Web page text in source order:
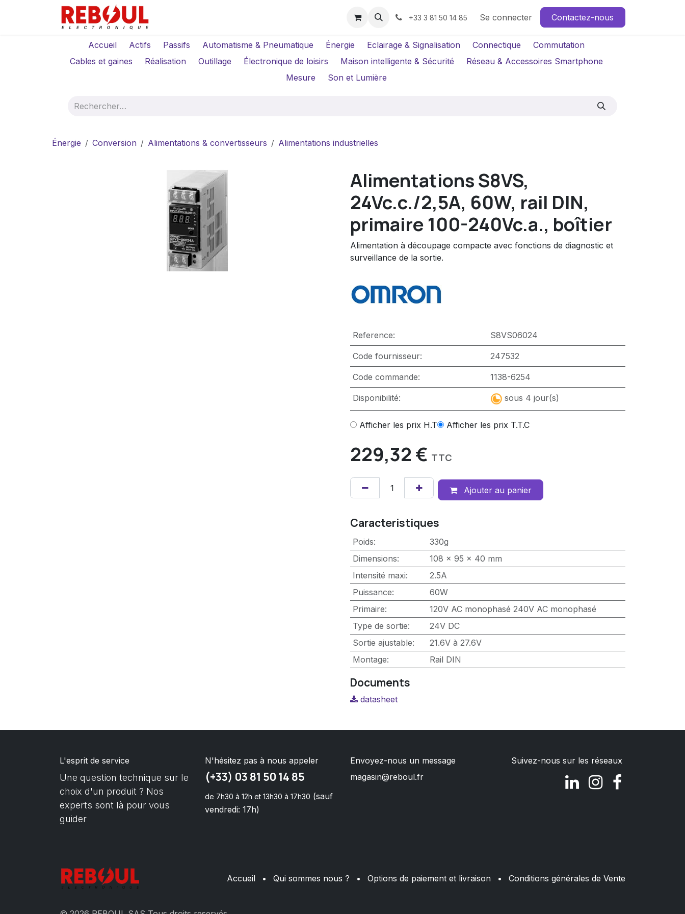
Se rendre au contenu
Location Caméras +33 3 81 50 14 85 Se connecter Contactez-nous
Accueil Actifs Passifs Automatisme & Pneumatique Énergie Eclairage & Signalisation Connectique
Commutation
Cables et gaines
Réalisation Outillage Électronique de loisirs Maison intelligente & Sécurité
Réseau & Accessoires Smartphone
Mesure
Son et Lumière
Énergie Conversion Alimentations & convertisseurs Alimentations industrielles
Alimentations S8VS,
24Vc.c./2,5A, 60W, rail DIN,
primaire 100-240Vc.a., boîtier
Alimentation à découpage compacte avec fonctions de diagnostic et
surveillance de la sortie.
Reference: S8VS06024
Code fournisseur: 247532
Code commande: 1138-6254
Disponibilité: sous 4 jour(s)
Afficher les prix H.T Afficher les prix T.T.C
229,32 € TTC
Ajouter au panier
Caracteristiques
Poids:
330g
Dimensions:
108 x 95 x 40 mm
Intensité maxi:
2.5A
Puissance:
60W
Primaire: 120V AC monophasé 240V AC monophasé
Type de sortie:
24V DC
Sortie ajustable:
21.6V à 27.6V
Montage: Rail DIN
Documents
datasheet
L'esprit de service
Une question technique sur le
choix d'un produit ? Nos
experts sont là pour vous
guider
N'hésitez pas à nous appeler
(+33) 03 81 50 14 85
de 7h30 à 12h et 13h30 à 17h30 (sauf
vendredi: 17h)
Envoyez-nous un message
magasin@reboul.fr
Suivez-nous sur les réseaux
Accueil • Qui sommes nous ? • Options de paiement et livraison • Conditions générales de Vente